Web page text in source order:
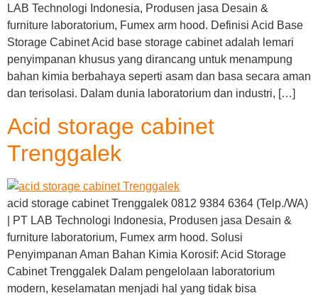
LAB Technologi Indonesia, Produsen jasa Desain &
furniture laboratorium, Fumex arm hood. Definisi Acid Base
Storage Cabinet Acid base storage cabinet adalah lemari
penyimpanan khusus yang dirancang untuk menampung
bahan kimia berbahaya seperti asam dan basa secara aman
dan terisolasi. Dalam dunia laboratorium dan industri, […]
Acid storage cabinet
Trenggalek
acid storage cabinet Trenggalek 0812 9384 6364 (Telp./WA)
| PT LAB Technologi Indonesia, Produsen jasa Desain &
furniture laboratorium, Fumex arm hood. Solusi
Penyimpanan Aman Bahan Kimia Korosif: Acid Storage
Cabinet Trenggalek Dalam pengelolaan laboratorium
modern, keselamatan menjadi hal yang tidak bisa